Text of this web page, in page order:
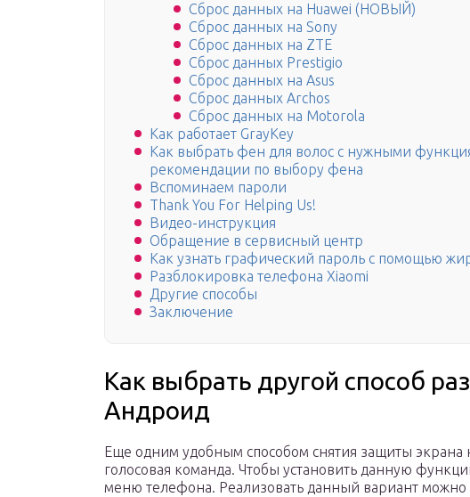
Сброс данных на Huawei (НОВЫЙ)
Сброс данных на Sony
Сброс данных на ZTE
Cброс данных Prestigio
Cброс данных на Asus
Cброс данных Archos
Сброс данных на Motorola
Как работает GrayKey
Как выбрать фен для волос с нужными
рекомендации по выбору фена
Вспоминаем пароли
Thank You For Helping Us!
Видео-инструкция
Обращение в сервисный центр
Как узнать графический пароль с помощью
Разблокировка телефона Xiaomi
Другие способы
Заключение
Как выбрать другой способ
Андроид
Еще одним удобным способом снятия защиты экрана
голосовая команда. Чтобы установить данную
меню телефона. Реализовать данный вариант